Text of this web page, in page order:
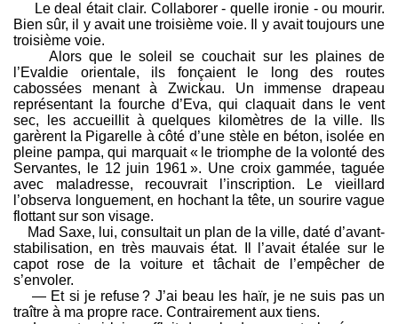
Le deal était clair. Collaborer - quelle ironie - ou mourir.
Bien sûr, il y avait une troisième voie. Il y avait toujours une
troisième voie.
Alors que le soleil se couchait sur les plaines de
l’Evaldie orientale, ils fonçaient le long des routes
cabossées menant à Zwickau. Un immense drapeau
représentant la fourche d’Eva, qui claquait dans le vent
sec, les accueillit à quelques kilomètres de la ville. Ils
garèrent la Pigarelle à côté d’une stèle en béton, isolée en
pleine pampa, qui marquait « le triomphe de la volonté des
Servantes, le 12 juin 1961 ». Une croix gammée, taguée
avec maladresse, recouvrait l’inscription. Le vieillard
l’observa longuement, en hochant la tête, un sourire vague
flottant sur son visage.
Mad Saxe, lui, consultait un plan de la ville, daté d’avant-
stabilisation, en très mauvais état. Il l’avait étalée sur le
capot rose de la voiture et tâchait de l’empêcher de
s’envoler.
— Et si je refuse ? J’ai beau les haïr, je ne suis pas un
traître à ma propre race. Contrairement aux tiens.